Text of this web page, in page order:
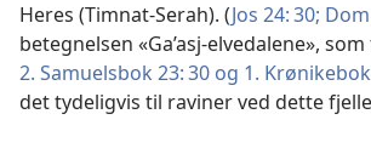
Heres (Timnat-Serah). (Jos 24: 30;
betegnelsen «Ga’asj-elvedalene»,
2. Samuelsbok 23: 30 og 1.
det tydeligvis til raviner ved dette